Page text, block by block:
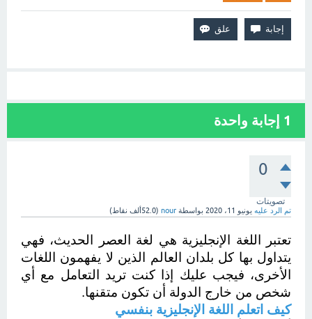
1 إجابة واحدة
0
تصويتات
تم الرد عليه يونيو 11، 2020 بواسطة nour
(52.0ألف نقاط)
شخص من خارج الدولة أن تكون متقنها.
كيف اتعلم اللغة الإنجليزية بنفسي